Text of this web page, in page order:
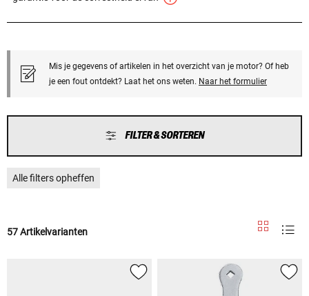
Mis je gegevens of artikelen in het overzicht van je motor? Of heb
je een fout ontdekt? Laat het ons weten. Naar het formulier
FILTER & SORTEREN
Alle filters opheffen
57 Artikelvarianten